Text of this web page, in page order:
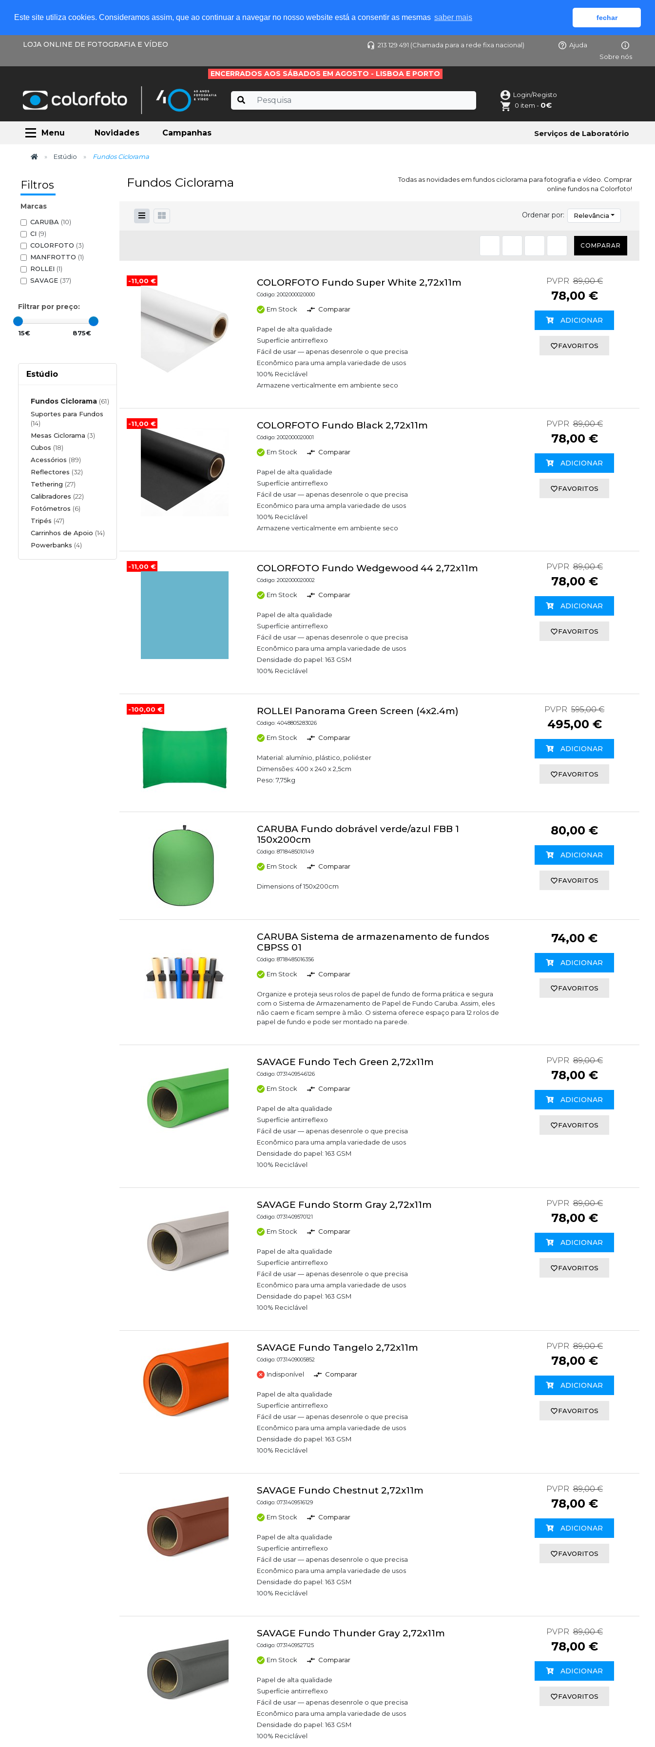
Este site utiliza cookies. Consideramos assim, que ao continuar a navegar no nosso website está a consentir as mesmas saber mais fechar
LOJA ONLINE DE FOTOGRAFIA E VÍDEO 213 129 491 (Chamada para a rede fixa nacional)
Ajuda
Sobre nós
ENCERRADOS AOS SÁBADOS EM AGOSTO - LISBOA E PORTO
Login/Registo
0 item - 0€
Menu Novidades Campanhas Serviços de Laboratório
Estúdio Fundos Ciclorama
Filtros
Marcas
CARUBA (10)
CI (9)
COLORFOTO (3)
MANFROTTO (1)
ROLLEI (1)
SAVAGE (37)
Filtrar por preço:
15€ 875€
Estúdio
Fundos Ciclorama (61)
Suportes para Fundos
(14)
Mesas Ciclorama (3)
Cubos (18)
Acessórios (89)
Reflectores (32)
Tethering (27)
Calibradores (22)
Fotómetros (6)
Tripés (47)
Carrinhos de Apoio (14)
Powerbanks (4)
Fundos Ciclorama
Todas as novidades em fundos ciclorama para fotografia e vídeo. Comprar
online fundos na Colorfoto!
Ordenar por: Relevância
COMPARAR
-11,00 € COLORFOTO Fundo Super White 2,72x11m
Código: 2002000020000
Em Stock Comparar
Papel de alta qualidade
Superfície antirreflexo
Fácil de usar — apenas desenrole o que precisa
Econômico para uma ampla variedade de usos
100% Reciclável
Armazene verticalmente em ambiente seco
PVPR 89,00 €
78,00 €
ADICIONAR
FAVORITOS
-11,00 € COLORFOTO Fundo Black 2,72x11m
Código: 2002000020001
Em Stock Comparar
Papel de alta qualidade
Superfície antirreflexo
Fácil de usar — apenas desenrole o que precisa
Econômico para uma ampla variedade de usos
100% Reciclável
Armazene verticalmente em ambiente seco
PVPR 89,00 €
78,00 €
ADICIONAR
FAVORITOS
-11,00 € COLORFOTO Fundo Wedgewood 44 2,72x11m
Código: 2002000020002
Em Stock Comparar
Papel de alta qualidade
Superfície antirreflexo
Fácil de usar — apenas desenrole o que precisa
Econômico para uma ampla variedade de usos
Densidade do papel: 163 GSM
100% Reciclável
PVPR 89,00 €
78,00 €
ADICIONAR
FAVORITOS
-100,00 € ROLLEI Panorama Green Screen (4x2.4m)
Código: 4048805283026
Em Stock Comparar
Material: alumínio, plástico, poliéster
Dimensões: 400 x 240 x 2,5cm
Peso: 7,75kg
PVPR 595,00 €
495,00 €
ADICIONAR
FAVORITOS
CARUBA Fundo dobrável verde/azul FBB 1
150x200cm
Código: 8718485010149
Em Stock Comparar
Dimensions of 150x200cm
80,00 €
ADICIONAR
FAVORITOS
CARUBA Sistema de armazenamento de fundos
CBPSS 01
Código: 8718485016356
Em Stock Comparar
Organize e proteja seus rolos de papel de fundo de forma prática e segura
com o Sistema de Armazenamento de Papel de Fundo Caruba. Assim, eles
não caem e ficam sempre à mão. O sistema oferece espaço para 12 rolos de
papel de fundo e pode ser montado na parede.
74,00 €
ADICIONAR
FAVORITOS
SAVAGE Fundo Tech Green 2,72x11m
Código: 0731409546126
Em Stock Comparar
Papel de alta qualidade
Superfície antirreflexo
Fácil de usar — apenas desenrole o que precisa
Econômico para uma ampla variedade de usos
Densidade do papel: 163 GSM
100% Reciclável
PVPR 89,00 €
78,00 €
ADICIONAR
FAVORITOS
SAVAGE Fundo Storm Gray 2,72x11m
Código: 0731409570121
Em Stock Comparar
Papel de alta qualidade
Superfície antirreflexo
Fácil de usar — apenas desenrole o que precisa
Econômico para uma ampla variedade de usos
Densidade do papel: 163 GSM
100% Reciclável
PVPR 89,00 €
78,00 €
ADICIONAR
FAVORITOS
SAVAGE Fundo Tangelo 2,72x11m
Código: 0731409005852
Indisponível Comparar
Papel de alta qualidade
Superfície antirreflexo
Fácil de usar — apenas desenrole o que precisa
Econômico para uma ampla variedade de usos
Densidade do papel: 163 GSM
100% Reciclável
PVPR 89,00 €
78,00 €
ADICIONAR
FAVORITOS
SAVAGE Fundo Chestnut 2,72x11m
Código: 0731409516129
Em Stock Comparar
Papel de alta qualidade
Superfície antirreflexo
Fácil de usar — apenas desenrole o que precisa
Econômico para uma ampla variedade de usos
Densidade do papel: 163 GSM
100% Reciclável
PVPR 89,00 €
78,00 €
ADICIONAR
FAVORITOS
SAVAGE Fundo Thunder Gray 2,72x11m
Código: 0731409527125
Em Stock Comparar
Papel de alta qualidade
Superfície antirreflexo
Fácil de usar — apenas desenrole o que precisa
Econômico para uma ampla variedade de usos
Densidade do papel: 163 GSM
100% Reciclável
PVPR 89,00 €
78,00 €
ADICIONAR
FAVORITOS